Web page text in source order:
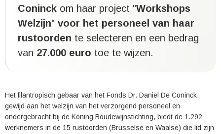
Coninck om haar project "Workshops
Welzijn" voor het personeel van haar
rustoorden te selecteren en een bedrag
van 27.000 euro toe te wijzen.
Het filantropisch gebaar van het Fonds Dr. Daniël De Coninck,
gewijd aan het welzijn van het verzorgend personeel en
ondergebracht bij de Koning Boudewijnstichting, biedt de 1.292
werknemers in de 15 rustoorden (Brusselse en Waalse) die lid zijn